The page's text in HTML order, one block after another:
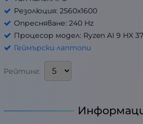
Резолюция: 2560x1600
Опресняване: 240 Hz
Процесор модел: Ryzen AI 9 HX
Геймърски лаптопи
Рейтинг: